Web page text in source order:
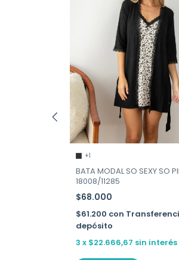
+1
BATA MODAL SO SEXY SO
18008/11285
$68.000
$61.200 con
depósito
3 x $22.666,67 sin interés